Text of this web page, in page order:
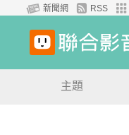
新聞網 RSS
主題